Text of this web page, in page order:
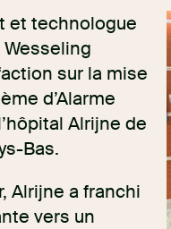
et technologue
sur la mise
d’Alarme
Alrijne de
Bas.
Alrijne a franchi
vers un